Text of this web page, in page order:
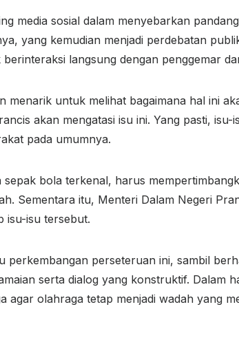
media sosial dalam menyebarkan
yang kemudian menjadi perdebatan
langsung dengan penggemar
menarik untuk melihat bagaimana hal ini
akan mengatasi isu ini. Yang pasti,
pada umumnya.
sepak bola terkenal, harus
Sementara itu, Menteri Dalam Negeri
isu-isu tersebut.
perkembangan perseteruan ini, sambil
serta dialog yang konstruktif. Dalam
agar olahraga tetap menjadi wadah yang